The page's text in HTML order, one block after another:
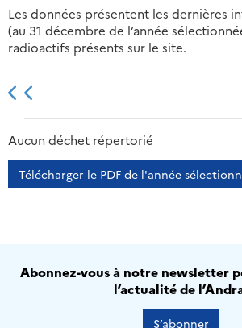
Les données présentent les dernières
(au 31 décembre de l’année
radioactifs présents sur le site.
2013 2014
Aucun déchet répertorié
Télécharger le PDF de l'année
Abonnez-vous à notre newsletter
l’actualité de
S’abonner